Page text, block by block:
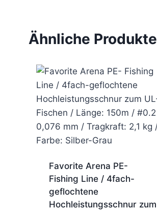
Ähnliche Produkte
Favorite Arena PE-
Fishing Line / 4fach-
geflochtene
Hochleistungsschnur zum